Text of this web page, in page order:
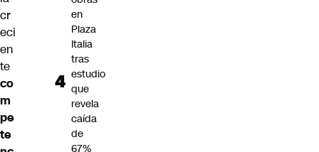
cr
eci
en
te
co
m
pe
te
en
Plaza
Italia
tras
estudio
que
revela
caída
de
67%